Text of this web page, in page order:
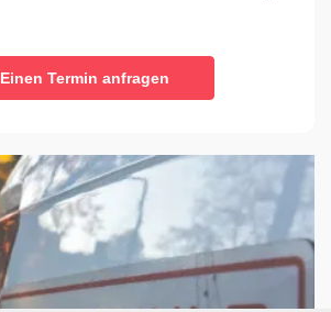
Einen Termin anfragen